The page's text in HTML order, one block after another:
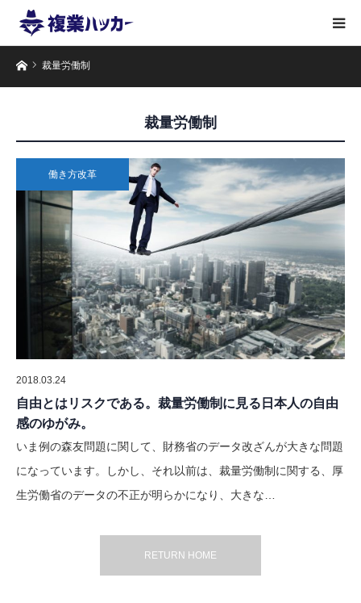
ホーム裁量労働制
裁量労働制
働き方改革
2018.03.24
自由とはリスクである。裁量労働制に見る日本人の自由
感のゆがみ。
いま例の森友問題に関して、財務省のデータ改ざんが大きな問題
になっています。しかし、それ以前は、裁量労働制に関する、厚
生労働省のデータの不正が明らかになり、大きな…
RETURN HOME